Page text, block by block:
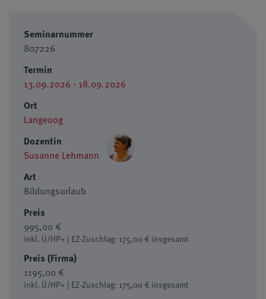
Seminarnummer
807226
Termin
13.09.2026 - 18.09.2026
Ort
Langeoog
Dozentin
Susanne Lehmann
Art
Bildungsurlaub
Preis
995,00 €
inkl. Ü/HP+ | EZ-Zuschlag: 175,00 € insgesamt
Preis (Firma)
1195,00 €
inkl. Ü/HP+ | EZ-Zuschlag: 175,00 € insgesamt